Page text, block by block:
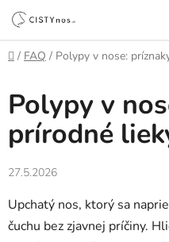
Prejsť
na
obsah
Domov
/ FAQ / Polypy v nose:
Polypy v
prírodné
27.5.2026
Upchatý nos, ktorý sa
čuchu bez zjavnej príčiny.